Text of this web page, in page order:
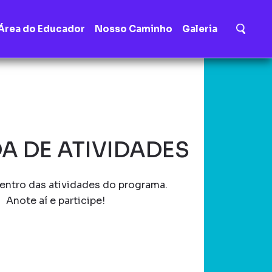
do Educador Nosso Caminho Galeria
DE ATIVIDADES
das atividades do programa.
Anote aí e participe!